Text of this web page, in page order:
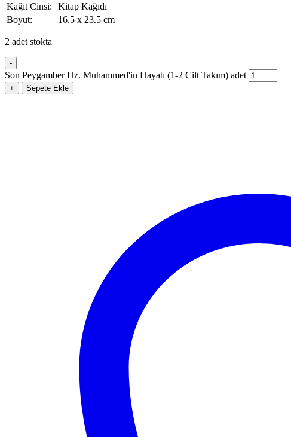
Kağıt Cinsi:
Kitap Kağıdı
Boyut:
16.5 x 23.5 cm
2 adet stokta
-
Son Peygamber Hz. Muhammed'in Hayatı (1-2 Cilt Takım) adet
+ Sepete Ekle